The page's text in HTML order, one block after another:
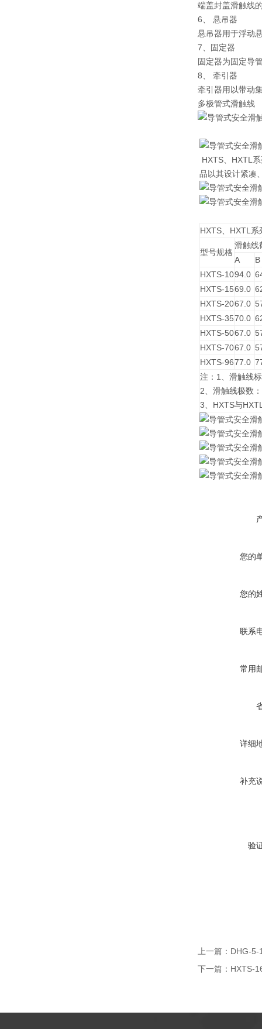
端盖封盖滑触线
6、 悬吊器
悬吊器用于浮动
7、固定器
固定器为固定导
8、 牵引器
牵引器用以带动
多极管式滑触线
HXTS、HXTL
品以其设计紧凑
HXTS、HXTL系
型号规格
滑触线
A
B
HXTS-1094.0
HXTS-1569.0
HXTS-2067.0
HXTS-3570.0
HXTS-5067.0
HXTS-7067.0
HXTS-9677.0
注：1、滑触线
2、滑触线极数
3、HXTS与
您的
您的
联系
常用
详细
补充
验
上一篇： DHG-5-
下一篇： HXTS-